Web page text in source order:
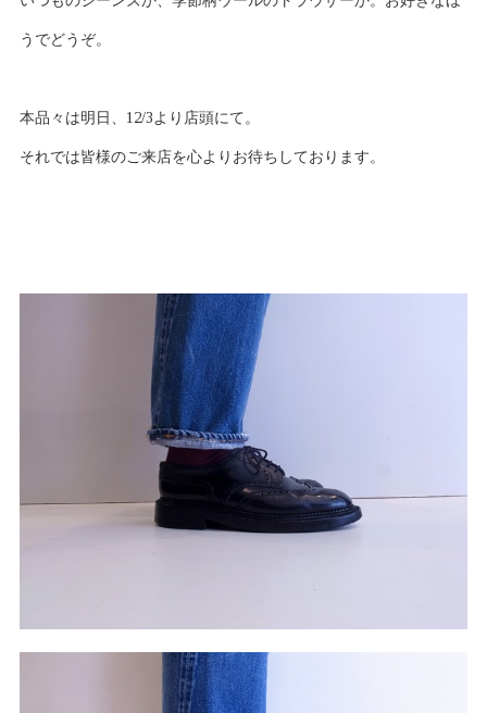
うでどうぞ。
本品々は明日、12/3より店頭にて。
それでは皆様のご来店を心よりお待ちしております。